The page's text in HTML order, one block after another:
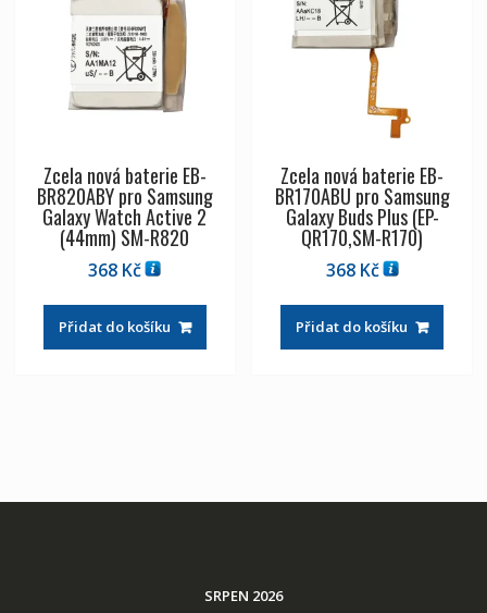
Zcela nová baterie EB-
BR820ABY pro Samsung
Galaxy Watch Active 2
(44mm) SM-R820
368 Kč
Přidat do košíku
Zcela nová baterie EB-
BR170ABU pro Samsung
Galaxy Buds Plus (EP-
QR170,SM-R170)
368 Kč
Přidat do košíku
SRPEN 2026